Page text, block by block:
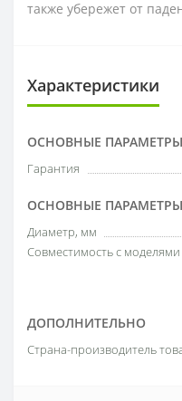
также убережет от
Характеристики
ОСНОВНЫЕ ПАРАМЕТРЫ
Гарантия
ОСНОВНЫЕ ПАРАМЕТРЫ
Диаметр, мм
Совместимость с моделями
ДОПОЛНИТЕЛЬНО
Страна-производитель